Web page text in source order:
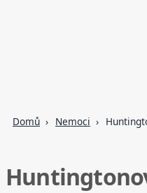
Domů Nemoci